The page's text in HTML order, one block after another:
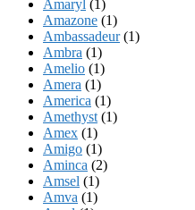
Amaryl (1)
Amazone (1)
Ambassadeur(1)
Ambra (1)
Amelio (1)
Amera (1)
America (1)
Amethyst (1)
Amex (1)
Amigo (1)
Aminca (2)
Amsel (1)
Amva (1)